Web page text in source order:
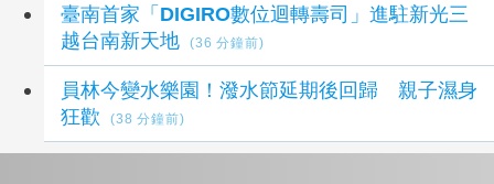
臺南首家「DIGIRO數位迴轉壽司」進駐新光三
越台南新天地
(36 分鐘前)
員林今變水樂園！潑水節延期後回歸 親子濕身
狂歡
(38 分鐘前)